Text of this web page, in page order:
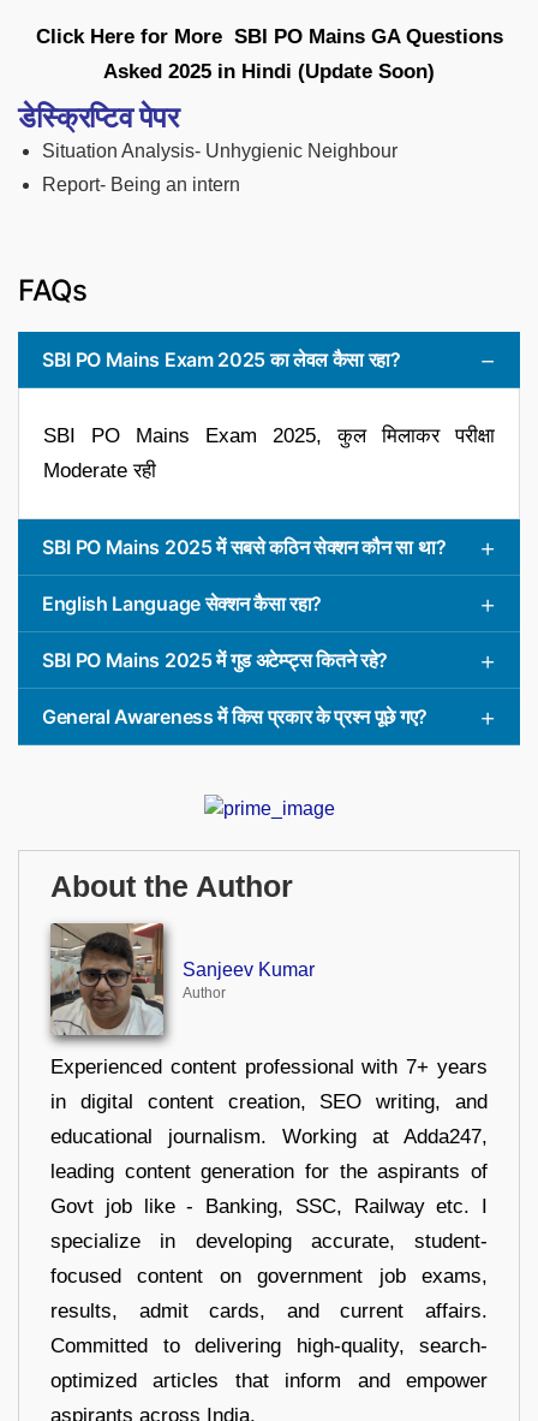
Click Here for More SBI PO Mains GA Questions
Asked 2025 in Hindi (Update Soon)
डेस्क्रिप्टिव पेपर
Situation Analysis- Unhygienic Neighbour
Report- Being an intern
FAQs
SBI PO Mains Exam 2025 का लेवल कैसा रहा?
SBI PO Mains Exam 2025, कुल मिलाकर परीक्षा
Moderate रही
SBI PO Mains 2025 में सबसे कठिन सेक्शन कौन सा था?
English Language सेक्शन कैसा रहा?
SBI PO Mains 2025 में गुड अटेम्प्ट्स कितने रहे?
General Awareness में किस प्रकार के प्रश्न पूछे गए?
About the Author
Sanjeev Kumar
Author
Experienced content professional with 7+ years
in digital content creation, SEO writing, and
educational journalism. Working at Adda247,
leading content generation for the aspirants of
Govt job like - Banking, SSC, Railway etc. I
specialize in developing accurate, student-
focused content on government job exams,
results, admit cards, and current affairs.
Committed to delivering high-quality, search-
optimized articles that inform and empower
aspirants across India.